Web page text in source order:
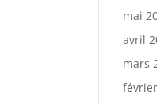
mai
avril
mars